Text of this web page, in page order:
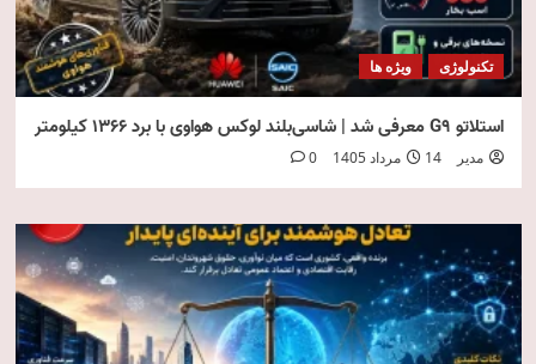
تکنولوژی ویژه ها
استلاتو G9 معرفی شد | شاسی‌بلند لوکس هواوی با برد ۱۳۶۶ کیلومتر
مدیر 14 مرداد 1405 0